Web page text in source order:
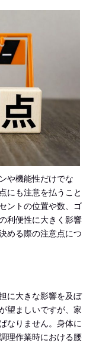
や機能性だけでな
にも注意を払うこと
ントの位置や数、ゴ
利便性に大きく影響
める際の注意点につ
に大きな影響を及ぼ
望ましいですが、家
なりません。身体に
理作業時における腰